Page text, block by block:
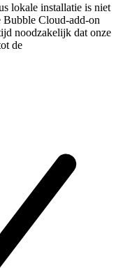
lokale installatie is niet
Bubble Cloud-add-on
noodzakelijk dat onze
de